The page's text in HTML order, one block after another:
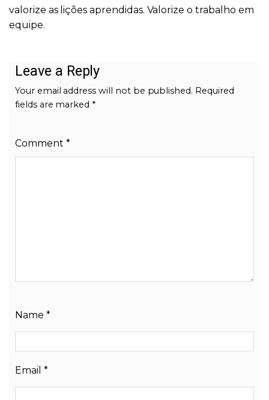
valorize as lições aprendidas. Valorize o trabalho em
equipe.
Leave a Reply
Your email address will not be published. Required
fields are marked *
Comment *
Name *
Email *